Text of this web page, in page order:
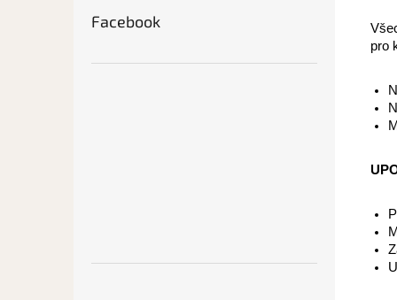
Facebook
pro